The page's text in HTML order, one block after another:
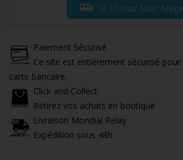
airport_shuttle Je Choisis Mon
Paiement Sécurisé
Ce site est entièrement sécurisé
carte bancaire.
Click and Collect
Retirez vos achats en boutique
Livraison Mondial Relay
Expédition sous 48h